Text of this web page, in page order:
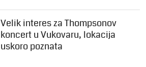
Velik interes za Thompsonov
koncert u Vukovaru, lokacija
uskoro poznata